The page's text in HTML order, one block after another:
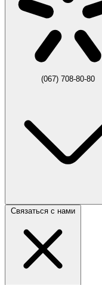
(067) 708-80-80
Связаться с нами